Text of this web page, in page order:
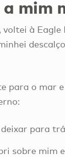
mim
à Eagle
para o mar
para
sobre mim